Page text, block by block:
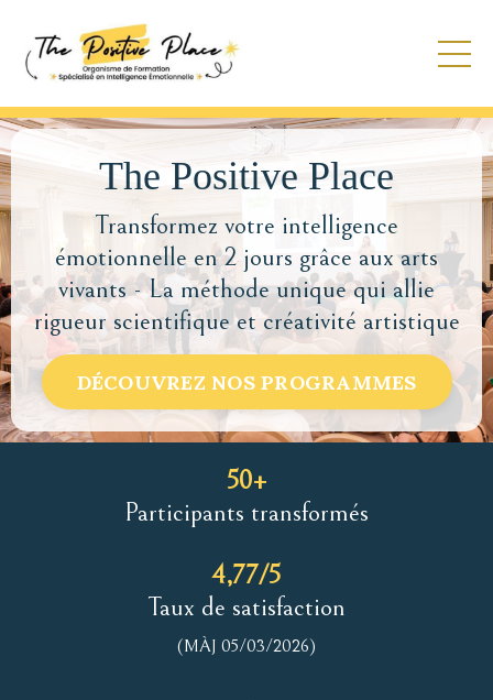
The Positive Place
Transformez votre intelligence
émotionnelle en 2 jours grâce aux arts
vivants - La méthode unique qui allie
rigueur scientifique et créativité artistique
DÉCOUVREZ NOS PROGRAMMES
50+
Participants transformés
4,77/5
Taux de satisfaction
(MÀJ 05/03/2026)